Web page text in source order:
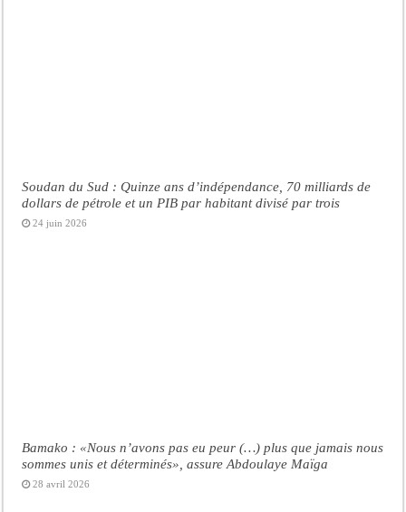
Soudan du Sud : Quinze ans d’indépendance, 70 milliards de
dollars de pétrole et un PIB par habitant divisé par trois
24 juin 2026
Bamako : «Nous n’avons pas eu peur (…) plus que jamais nous
sommes unis et déterminés», assure Abdoulaye Maïga
28 avril 2026